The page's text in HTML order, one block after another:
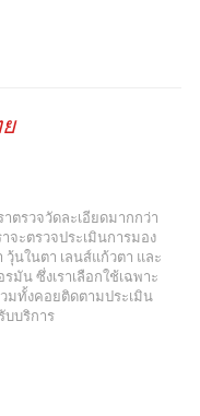
ตรวจวัดละเอียดมากกว่า
จะตรวจประเมินการมอง
นในตา เลนส์แก้วตา และ
มัน ซึ่งเราเลือกใช้เฉพาะ
มทั้งคอยติดตามประเมิน
บริการ